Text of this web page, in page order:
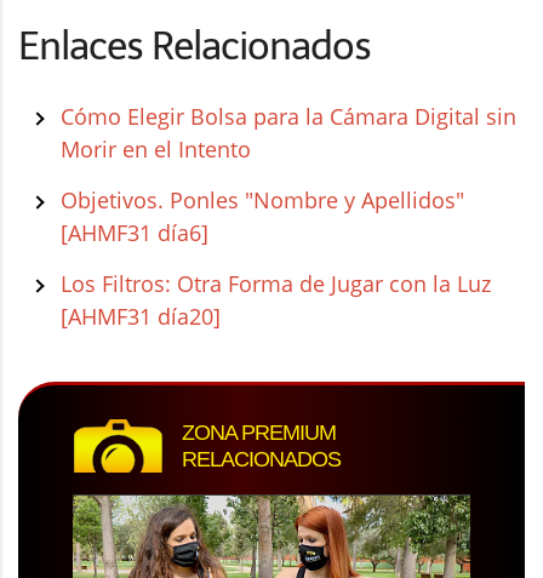
Enlaces Relacionados
Cómo Elegir Bolsa para la Cámara Digital sin
Morir en el Intento
Objetivos. Ponles "Nombre y Apellidos"
[AHMF31 día6]
Los Filtros: Otra Forma de Jugar con la Luz
[AHMF31 día20]
ZONA PREMIUM
RELACIONADOS